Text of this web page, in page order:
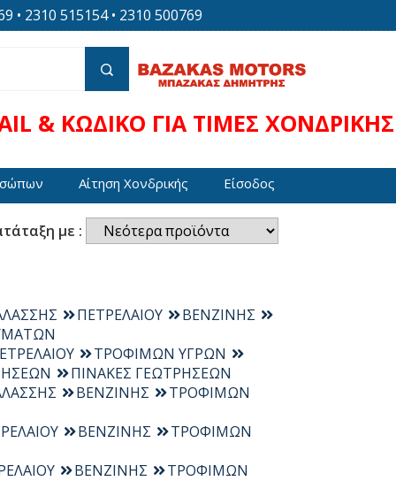
2310 515154 • 2310 500769
& ΚΩΔΙΚΟ ΓΙΑ ΤΙΜΕΣ ΧΟΝΔΡΙΚΗΣ
Αίτηση Χονδρικής Είσοδος
με :
ΠΕΤΡΕΛΑΙΟΥ
ΒΕΝΖΙΝΗΣ
ΤΡΟΦΙΜΩΝ ΥΓΡΩΝ
ΠΙΝΑΚΕΣ ΓΕΩΤΡΗΣΕΩΝ
ΒΕΝΖΙΝΗΣ
ΤΡΟΦΙΜΩΝ
ΒΕΝΖΙΝΗΣ
ΤΡΟΦΙΜΩΝ
ΒΕΝΖΙΝΗΣ
ΤΡΟΦΙΜΩΝ